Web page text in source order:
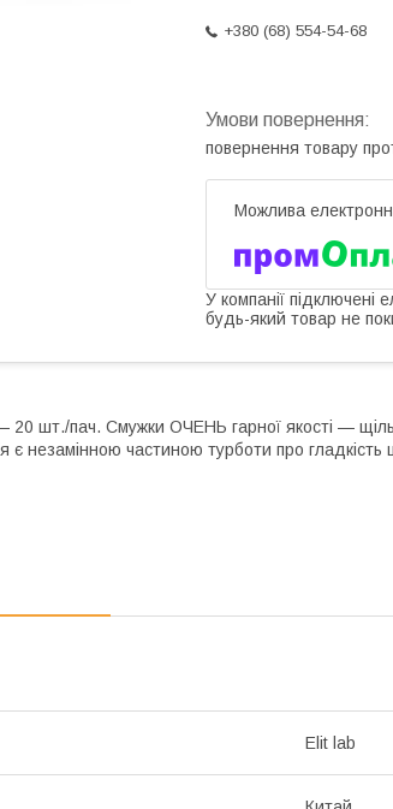
+380 (68) 554-54-68
повернення товару
У компанії підключені
будь-який товар не
20 шт./пач. Смужки ОЧЕНЬ гарної якості —
є незамінною частиною турботи про гладкість
Elit lab